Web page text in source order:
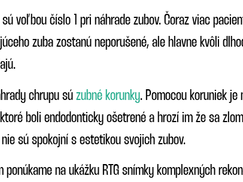
sú voľbou číslo 1 pri náhrade zubov. Čoraz viac
zuba zostanú neporušené, ale hlavne kvôli
chrupu sú zubné korunky. Pomocou koruniek
boli endodonticky ošetrené a hrozí im že sa
sú spokojní s estetikou svojich zubov.
ponúkame na ukážku RTG snímky komplexných